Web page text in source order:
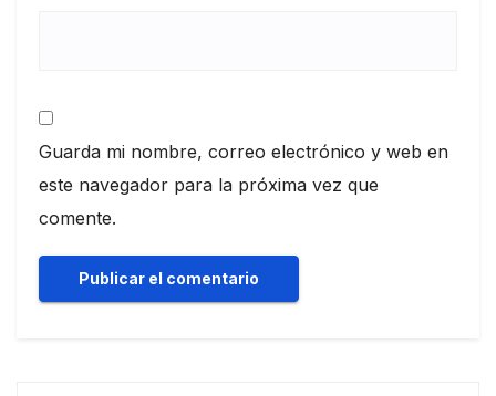
Guarda mi nombre, correo electrónico y web en
este navegador para la próxima vez que
comente.